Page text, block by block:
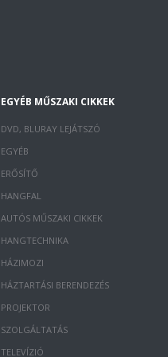
EGYÉB MŰSZAKI CIKKEK
DVD, BLURAY LEJÁTSZÓ
EGYÉB
ERŐSÍTŐ
HANGFAL
AUTÓS MŰSZAKI CIKKEK
HANGTECHNIKA
HÁZIMOZI
HÁZTARTÁSI BERENDEZÉS
PROJEKTOR
SZOLGÁLTATÁS
TELEVÍZIÓ